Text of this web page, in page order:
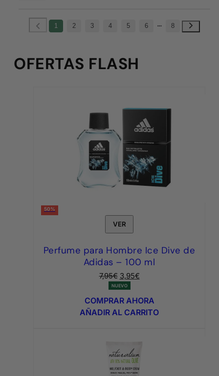
1 2 3 4 5 6 8
OFERTAS FLASH
50%
VER
Perfume para Hombre Ice Dive de
Adidas – 100 ml
7,95€ El
precio
original
era:
3,95€El
actual
es:
NUEVO
COMPRAR AHORA
AÑADIR AL CARRITO